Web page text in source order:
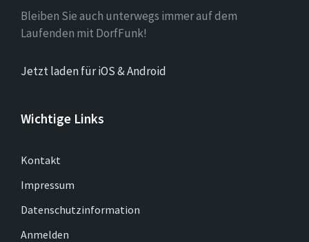
Bleiben Sie auch unterwegs immer auf dem
Laufenden mit DorfFunk!
Jetzt laden für iOS & Android
Wichtige Links
Kontakt
Impressum
Datenschutzinformation
Anmelden